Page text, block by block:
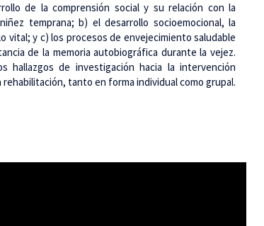
de la comprensión social y su relación con la
temprana; b) el desarrollo socioemocional, la
vital; y c) los procesos de envejecimiento saludable
de la memoria autobiográfica durante la vejez.
hallazgos de investigación hacia la intervención
rehabilitación, tanto en forma individual como grupal.